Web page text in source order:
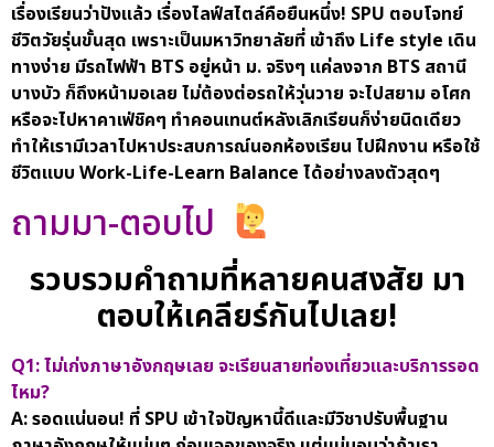
เรื่องเรียนว่าปังแล้ว เรื่องไลฟ์สไตล์คือยืนหนึ่ง! SPU ตอบโจทย์
ชีวิตวัยรุ่นขั้นสุด เพราะเป็นมหาวิทยาลัยที่ เข้าถึง Life style เดิน
ทางง่าย มีรถไฟฟ้า BTS อยู่หน้า ม. จริงๆ แค่ลงจาก BTS สถานี
บางบัว ก็ถึงหน้ามอเลย ไม่ต้องต่อรถให้วุ่นวาย จะไปสยาม อโศก
หรือจะไปหาคาเฟ่ชิคๆ ทำคอนเทนต์หลังเลิกเรียนก็ง่ายนิดเดียว
ทำให้เรามีเวลาไปหาประสบการณ์นอกห้องเรียน ไปฝึกงาน หรือใช้
ชีวิตแบบ Work-Life-Learn Balance ได้อย่างลงตัวสุดๆ
ถามมา-ตอบไป
รวบรวมคำถามที่หลายคนสงสัย มา
ตอบให้เคลียร์กันไปเลย!
Q1: ไม่เก่งภาษาอังกฤษเลย จะเรียนสายท่องเที่ยวและบริการรอด
ไหม?
A: รอดแน่นอน! ที่ SPU เข้าใจปัญหานี้ดีและมีวิชาปรับพื้นฐาน